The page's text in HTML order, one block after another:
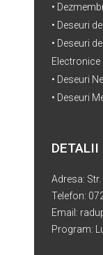
•
• Deseuri
• Deseuri
Electronice
• Deseuri
• Deseuri
DETALII
Adresa:
Telefon:
Email:
Program: